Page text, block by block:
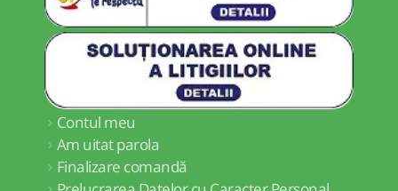
Contul meu
Am uitat parola
Finalizare comandă